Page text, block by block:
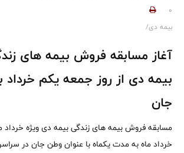
0
بیمه دی/
آغاز مسابقه فروش بیمه های
بیمه دی از روز جمعه یکم خرداد
جان
مسابقه فروش بیمه های زندگی بیمه دی ویژه خرداد
خرداد ماه به مدت یکماه با عنوان وطن جان در